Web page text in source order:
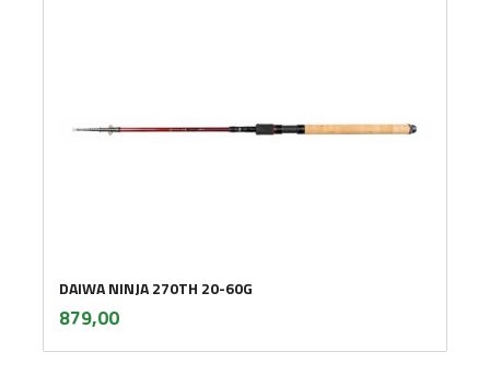
DAIWA NINJA 270TH 20-60G
Pris
879,00mva.